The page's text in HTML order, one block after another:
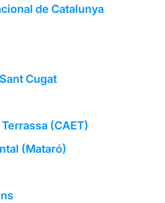
de Catalunya
Cugat
(CAET)
(Mataró)